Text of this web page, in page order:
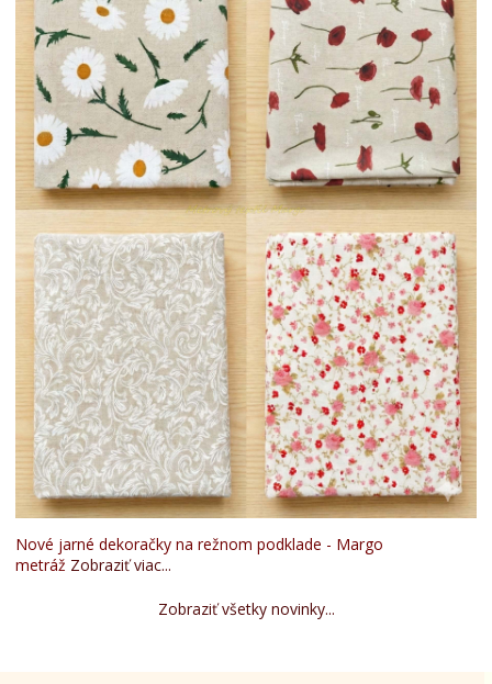
Nové jarné dekoračky na režnom podklade - Margo
metráž Zobraziť viac...
Zobraziť všetky novinky...